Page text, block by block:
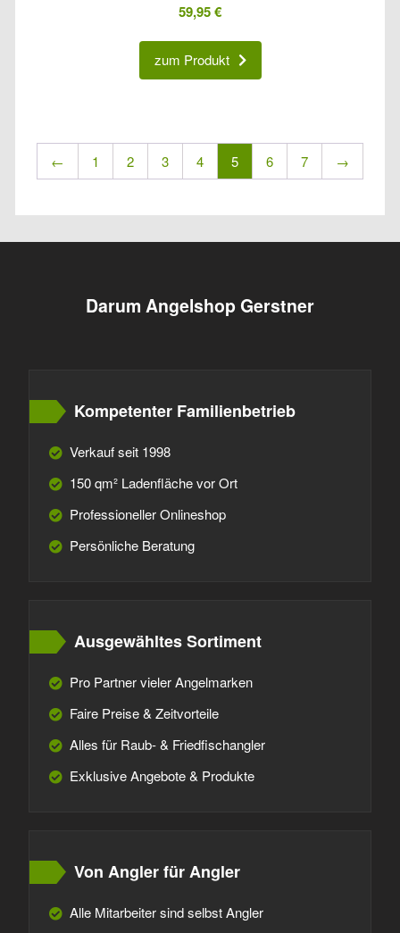
59,95€
zum Produkt
← 1 2 3 4 5 6 7 →
Darum Angelshop Gerstner
Kompetenter Familienbetrieb
Verkauf seit 1998
150 qm² Ladenfläche vor Ort
Professioneller Onlineshop
Persönliche Beratung
Ausgewähltes Sortiment
Pro Partner vieler Angelmarken
Faire Preise & Zeitvorteile
Alles für Raub- & Friedfischangler
Exklusive Angebote & Produkte
Von Angler für Angler
Alle Mitarbeiter sind selbst Angler